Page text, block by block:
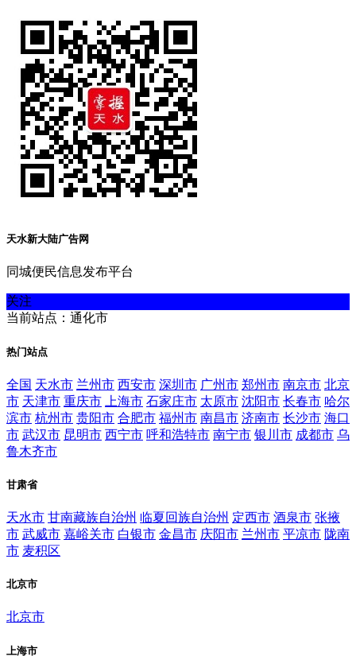
天水新大陆广告网
同城便民信息发布平台
关注
当前站点：通化市
热门站点
全国 天水市 兰州市 西安市 深圳市 广州市 郑州市 南京市 北京
市 天津市 重庆市 上海市 石家庄市 太原市 沈阳市 长春市 哈尔
滨市 杭州市 贵阳市 合肥市 福州市 南昌市 济南市 长沙市 海口
市 武汉市 昆明市 西宁市 呼和浩特市 南宁市 银川市 成都市 乌
鲁木齐市
甘肃省
天水市 甘南藏族自治州 临夏回族自治州 定西市 酒泉市 张掖
市 武威市 嘉峪关市 白银市 金昌市 庆阳市 兰州市 平凉市 陇南
市 麦积区
北京市
北京市
上海市